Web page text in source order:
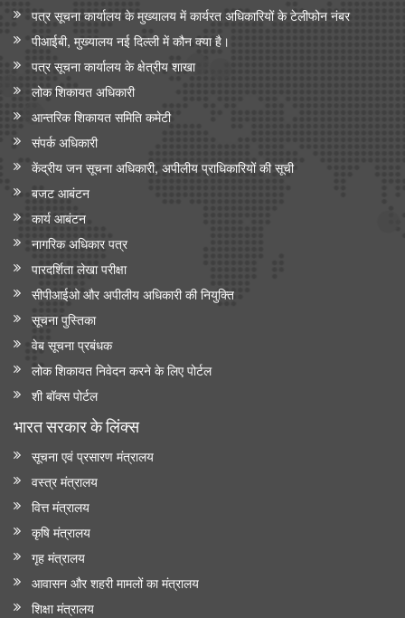
पत्र सूचना कार्यालय के मुख्यालय में कार्यरत अधिकारियों के टेलीफोन नंबर
पीआईबी, मुख्यालय नई दिल्ली में कौन क्या है।
पत्र सूचना कार्यालय के क्षेत्रीय शाखा
लोक शिकायत अधिकारी
आन्‍तरिक शिकायत समिति कमेटी
संपर्क अधिकारी
केंद्रीय जन सूचना अधिकारी, अपीलीय प्राधिकारियों की सूची
बजट आबंटन
कार्य आबंटन
नागरिक अधिकार पत्र
पारदर्शिता लेखा परीक्षा
सीपीआईओ और अपी‍लीय अधिकारी की नियुक्ति
सूचना पुस्तिका
वेब सूचना प्रबंधक
लोक शिकायत निवेदन करने के लिए पोर्टल
शी बॉक्स पोर्टल
भारत सरकार के लिंक्‍स
सूचना एवं प्रसारण मंत्रालय
वस्त्र मंत्रालय
वित्त मंत्रालय
कृषि मंत्रालय
गृह मंत्रालय
आवासन और शहरी मामलों का मंत्रालय
शिक्षा मंत्रालय